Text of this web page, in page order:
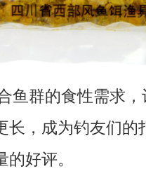
鱼群的食性需求
长，成为钓友们的
好评。